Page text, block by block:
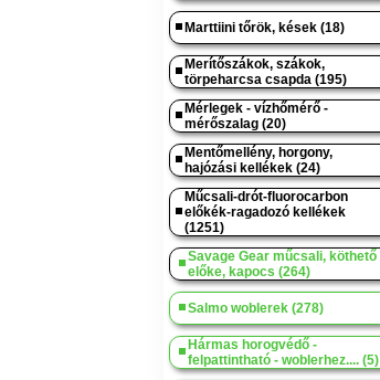
Marttiini tőrök, kések (18)
Merítőszákok, szákok,
törpeharcsa csapda (195)
Mérlegek - vízhőmérő -
mérőszalag (20)
Mentőmellény, horgony,
hajózási kellékek (24)
Műcsali-drót-fluorocarbon
előkék-ragadozó kellékek
(1251)
Savage Gear műcsali, köthető
előke, kapocs (264)
Salmo woblerek (278)
Hármas horogvédő -
felpattintható - woblerhez.... (5)